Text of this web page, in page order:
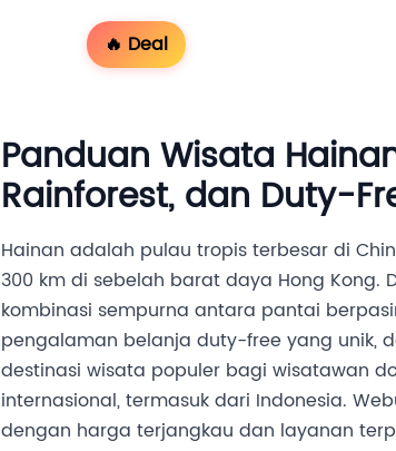
🔥 Deal
Panduan Wisata
Rainforest, dan Duty-
Hainan adalah pulau tropis terbesar di
300 km di sebelah barat daya Hong Kong.
kombinasi sempurna antara pantai
pengalaman belanja duty-free yang unik,
destinasi wisata populer bagi wisatawan
internasional, termasuk dari Indonesia.
dengan harga terjangkau dan layanan